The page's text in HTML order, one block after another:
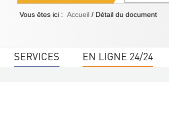
Vous êtes ici : Accueil / Détail du document
SERVICES EN LIGNE 24/24